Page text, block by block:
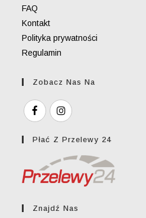
FAQ
Kontakt
Polityka prywatności
Regulamin
Zobacz Nas Na
Płać Z Przelewy 24
Znajdź Nas